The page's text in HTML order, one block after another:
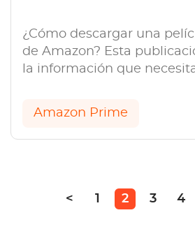
¿Cómo descargar una
de Amazon? Esta
la información que
Amazon Prime
< 1 2 3 4